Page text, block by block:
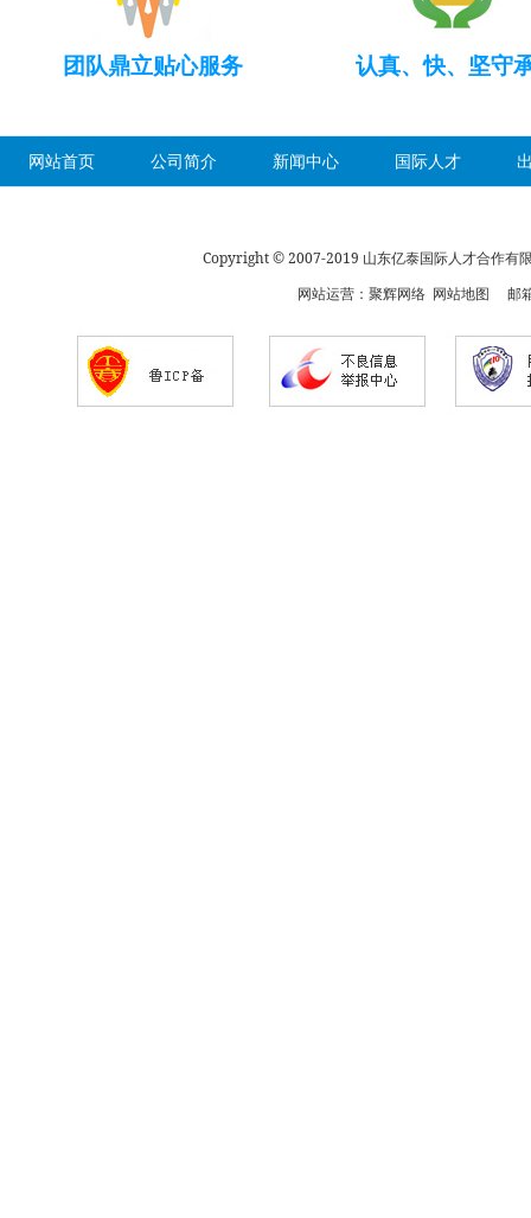
团队鼎立贴心服务 认真、快、坚守
网站首页 公司简介 新闻中心 国际人才
Copyright © 2007-2019 山东亿泰国际人才合作
网站运营： 聚辉网络 网站地图 邮